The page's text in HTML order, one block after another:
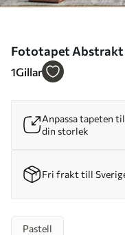
Fototapet Abstrakt ökenlandskap i en pastellgrön-
rosa färgskala,
1Gillar
Anpassa tapeten
din storlek
Fri frakt till
Pastell